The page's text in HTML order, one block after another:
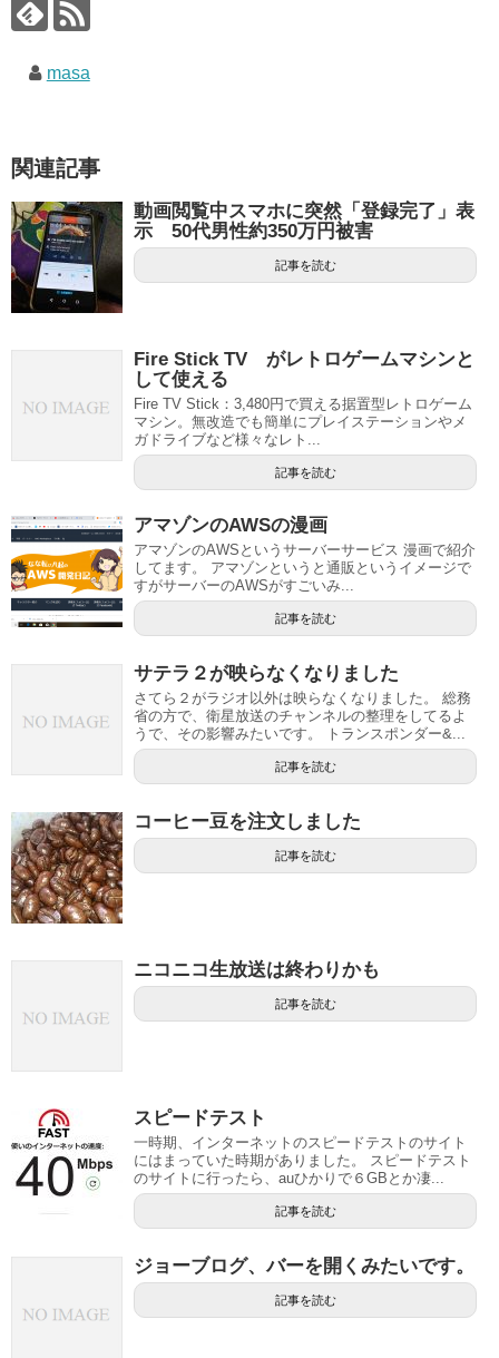
masa
関連記事
動画閲覧中スマホに突然「登録完了」表
示 50代男性約350万円被害
記事を読む
Fire Stick TV がレトロゲームマシンと
して使える
Fire TV Stick：3,480円で買える据置型レトロゲーム
マシン。無改造でも簡単にプレイステーションやメ
ガドライブなど様々なレト...
記事を読む
アマゾンのAWSの漫画
アマゾンのAWSというサーバーサービス 漫画で紹介
してます。 アマゾンというと通販というイメージで
すがサーバーのAWSがすごいみ...
記事を読む
サテラ２が映らなくなりました
さてら２がラジオ以外は映らなくなりました。 総務
省の方で、衛星放送のチャンネルの整理をしてるよ
うで、その影響みたいです。 トランスポンダー&...
記事を読む
コーヒー豆を注文しました
記事を読む
ニコニコ生放送は終わりかも
記事を読む
スピードテスト
一時期、インターネットのスピードテストのサイト
にはまっていた時期がありました。 スピードテスト
のサイトに行ったら、auひかりで６GBとか凄...
記事を読む
ジョーブログ、バーを開くみたいです。
記事を読む